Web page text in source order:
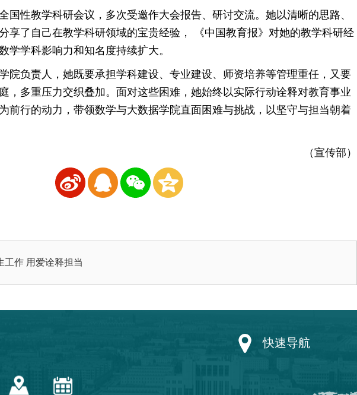
国性教学科研会议，多次受邀作大会报告、研讨交流。她以清晰的思路、
享了自己在教学科研领域的宝贵经验， 《中国教育报》对她的教学科研经
学学科影响力和知名度持续扩大。
院负责人，她既要承担学科建设、专业建设、师资培养等管理重任，又要
，多重压力交织叠加。面对这些困难，她始终以实际行动诠释对教育事业
前行的动力，带领数学与大数据学院直面困难与挑战，以坚守与担当朝着
（宣传部）
工作 用爱诠释担当
快速导航